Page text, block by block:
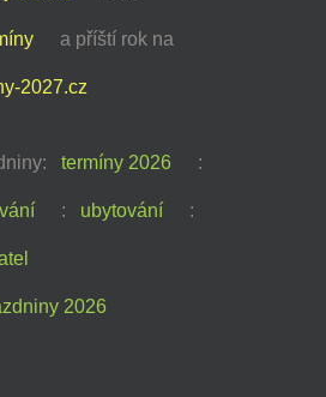
a příští rok na
2027.cz
termíny 2026 :
: ubytování :